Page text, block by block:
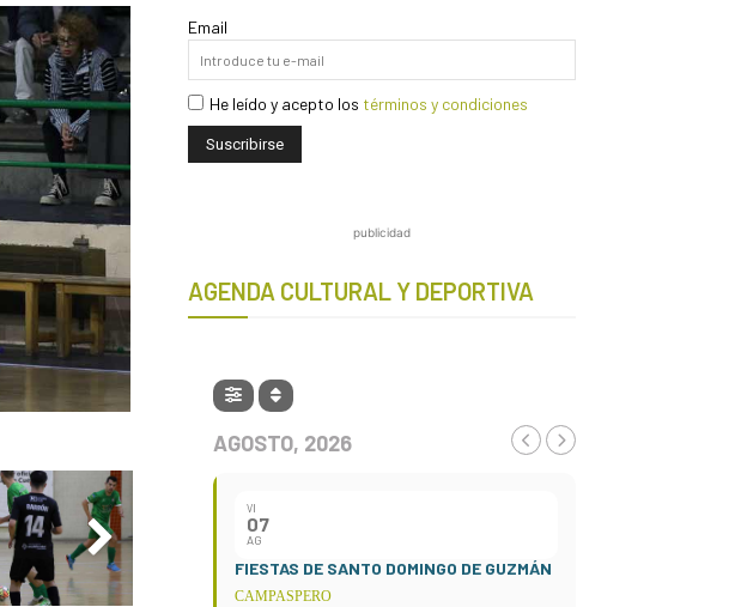
Email
He leído y acepto los términos y condiciones
publicidad
AGENDA CULTURAL Y DEPORTIVA
AGOSTO, 2026
VI
07
AG
FIESTAS DE SANTO DOMINGO DE GUZMÁN
CAMPASPERO